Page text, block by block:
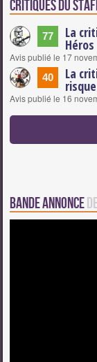
Critiques du
77 La
Héros
Avis publié le 17
40
La
Avis publié le 16
Bande annonce